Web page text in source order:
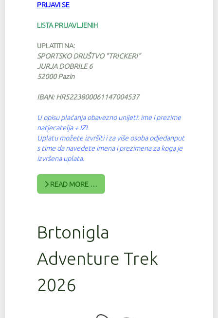
PRIJAVI SE
LISTA PRIJAVLJENIH
UPLATITI NA:
SPORTSKO DRUŠTVO "TRICKERI"
JURJA DOBRILE 6
52000 Pazin
IBAN: HR5223800061147004537
U opisu plaćanja obavezno unijeti: ime i prezime
natjecatelja + IZL
Uplatu možete izvršiti i za više osoba odjedanput
s time da navedete imena i prezimena za koga je
izvršena uplata.
READ MORE …
Brtonigla
Adventure Trek
2026